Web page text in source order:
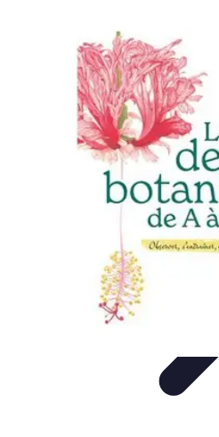
Techniques
Artisphère